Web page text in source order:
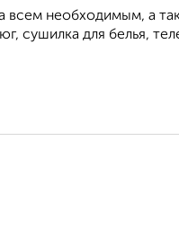
всем необходимым, а
сушилка для белья,